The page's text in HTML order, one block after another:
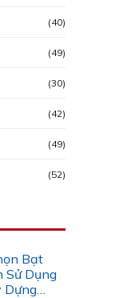
(40)
(49)
(30)
(42)
(49)
(52)
Bạt
Sử Dụng
Dựng